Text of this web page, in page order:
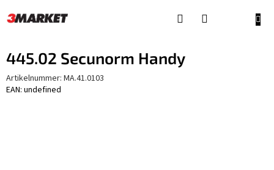
Inhalt
445.02 Secunorm Handy
Artikelnummer: MA.41.0103
EAN: undefined